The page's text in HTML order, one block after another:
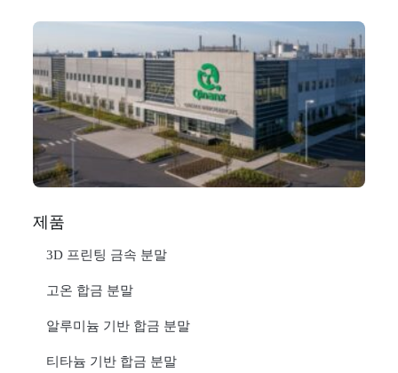
제품
3D 프린팅 금속 분말
고온 합금 분말
알루미늄 기반 합금 분말
티타늄 기반 합금 분말